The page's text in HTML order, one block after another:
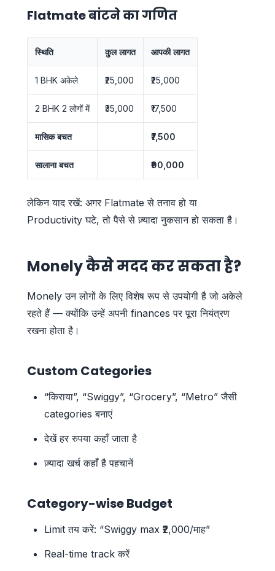
Flatmate बांटने का गणित
स्थिति कुल लागत आपकी लागत
1 BHK अकेले ₹25,000 ₹25,000
2 BHK 2 लोगों में ₹35,000 ₹17,500
मासिक बचत ₹7,500
सालाना बचत ₹90,000
लेकिन याद रखें: अगर Flatmate से तनाव हो या
Productivity घटे, तो पैसे से ज़्यादा नुकसान हो सकता है।
Monely कैसे मदद कर सकता है?
Monely उन लोगों के लिए विशेष रूप से उपयोगी है जो अकेले
रहते हैं — क्योंकि उन्हें अपनी finances पर पूरा नियंत्रण
रखना होता है।
Custom Categories
“किराया”, “Swiggy”, “Grocery”, “Metro” जैसी
categories बनाएं
देखें हर रुपया कहाँ जाता है
ज़्यादा खर्च कहाँ है पहचानें
Category-wise Budget
Limit तय करें: “Swiggy max ₹2,000/माह”
Real-time track करें